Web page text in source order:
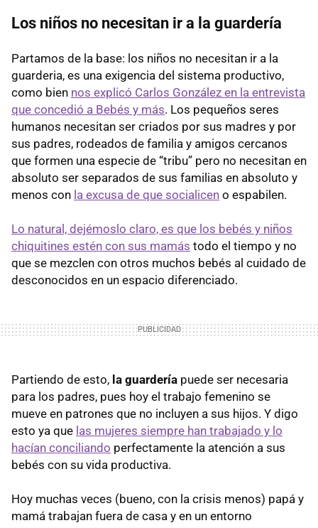
Los niños no necesitan ir a la guardería
Partamos de la base: los niños no necesitan ir a la
guarderia, es una exigencia del sistema productivo,
como bien nos explicó Carlos González en la entrevista
que concedió a Bebés y más. Los pequeños seres
humanos necesitan ser criados por sus madres y por
sus padres, rodeados de familia y amigos cercanos
que formen una especie de “tribu” pero no necesitan en
absoluto ser separados de sus familias en absoluto y
menos con la excusa de que socialicen o espabilen.
Lo natural, dejémoslo claro, es que los bebés y niños
chiquitines estén con sus mamás todo el tiempo y no
que se mezclen con otros muchos bebés al cuidado de
desconocidos en un espacio diferenciado.
Partiendo de esto, la guardería puede ser necesaria
para los padres, pues hoy el trabajo femenino se
mueve en patrones que no incluyen a sus hijos. Y digo
esto ya que las mujeres siempre han trabajado y lo
hacían conciliando perfectamente la atención a sus
bebés con su vida productiva.
Hoy muchas veces (bueno, con la crisis menos) papá y
mamá trabajan fuera de casa y en un entorno